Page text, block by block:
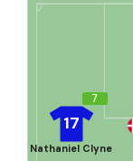
7
17
Nathaniel Clyne